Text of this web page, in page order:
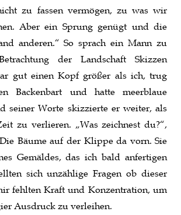
zu fassen vermögen, zu was wir
Aber ein Sprung genügt und die
anderen.“ So sprach ein Mann zu
der Landschaft Skizzen
gut einen Kopf größer als ich, trug
Backenbart und hatte meerblaue
seiner Worte skizzierte er weiter, als
zu verlieren. „Was zeichnest du?“,
Bäume auf der Klippe da vorn. Sie
Gemäldes, das ich bald anfertigen
sich unzählige Fragen ob dieser
fehlten Kraft und Konzentration, um
Ausdruck zu verleihen.